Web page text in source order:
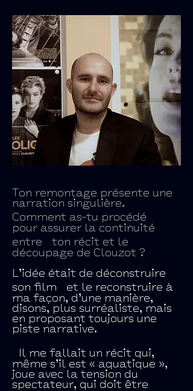
Ton remontage présente une
narration singulière.
Comment as-tu procédé
pour assurer la continuité
entre ton récit et le
découpage de Clouzot ?
L’idée était de déconstruire
son film et le reconstruire à
ma façon, d’une manière,
disons, plus surréaliste, mais
en proposant toujours une
piste narrative.
Il me fallait un récit qui,
même s’il est « aquatique »,
joue avec la tension du
spectateur, qui doit être